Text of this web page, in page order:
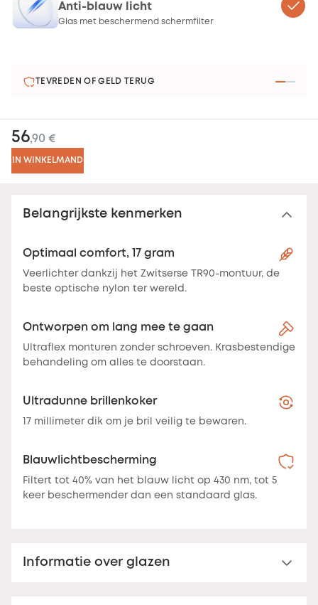
Belangrijkste kenmerken
Optimaal comfort, 17 gram
Veerlichter dankzij het Zwitserse TR90-montuur, de
beste optische nylon ter wereld.
Ontworpen om lang mee te gaan
Ultraflex monturen zonder schroeven. Krasbestendige
behandeling om alles te doorstaan.
Ultradunne brillenkoker
17 millimeter dik om je bril veilig te bewaren.
Blauwlichtbescherming
Filtert tot 40% van het blauw licht op 430 nm, tot 5
keer beschermender dan een standaard glas.
Informatie over glazen
Anti-blauw licht
Glas met beschermend schermfilter
TEVREDEN OF GELD TERUG
56,90 €
IN WINKELMAND